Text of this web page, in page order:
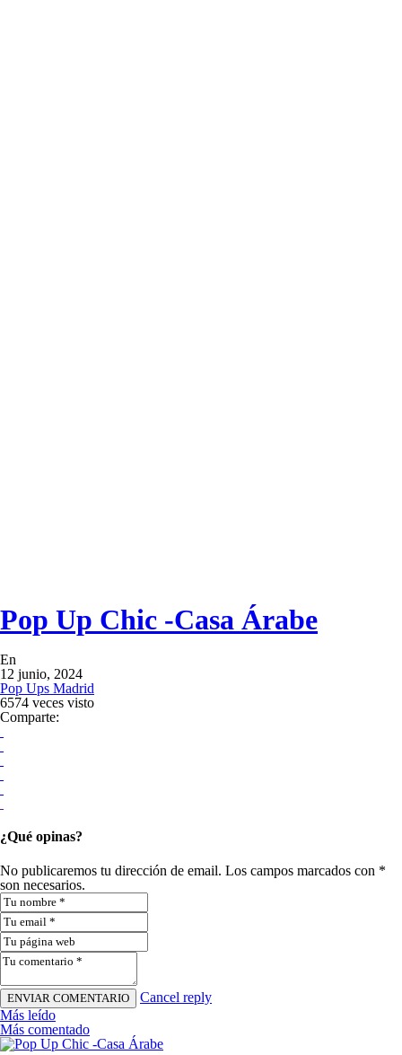
Pop Up Chic -Casa Árabe
En
12 junio, 2024
Pop Ups Madrid
6574 veces visto
Comparte:
¿Qué opinas?
No publicaremos tu dirección de email. Los campos marcados con *
son necesarios.
Cancel reply
Más leído
Más comentado